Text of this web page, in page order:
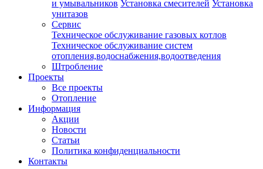
и умывальников Установка смесителей Установка
унитазов
Сервис
Техническое обслуживание газовых котлов
Техническое обслуживание систем
отопления,водоснабжения,водоотведения
Штробление
Проекты
Все проекты
Отопление
Информация
Акции
Новости
Статьи
Политика конфиденциальности
Контакты